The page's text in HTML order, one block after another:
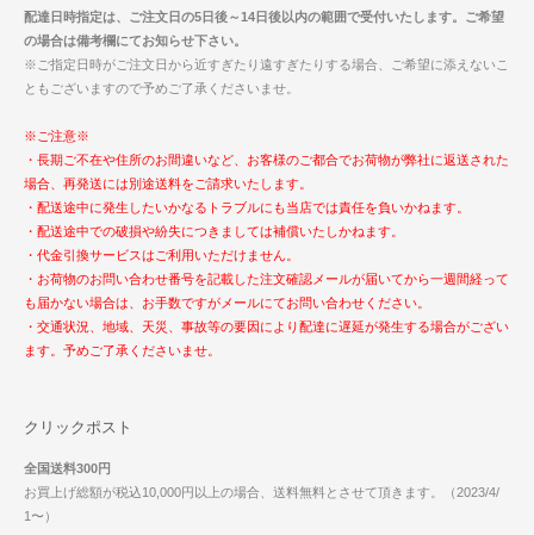
配達日時指定は、ご注文日の5日後～14日後以内の範囲で受付いたします。ご希望
の場合は備考欄にてお知らせ下さい。
※ご指定日時がご注文日から近すぎたり遠すぎたりする場合、ご希望に添えないこ
ともございますので予めご了承くださいませ。
※ご注意※
・長期ご不在や住所のお間違いなど、お客様のご都合でお荷物が弊社に返送された
場合、再発送には別途送料をご請求いたします。
・配送途中に発生したいかなるトラブルにも当店では責任を負いかねます。
・配送途中での破損や紛失につきましては補償いたしかねます。
・代金引換サービスはご利用いただけません。
・お荷物のお問い合わせ番号を記載した注文確認メールが届いてから一週間経って
も届かない場合は、お手数ですがメールにてお問い合わせください。
・交通状況、地域、天災、事故等の要因により配達に遅延が発生する場合がござい
ます。予めご了承くださいませ。
クリックポスト
全国送料300円
お買上げ総額が税込10,000円以上の場合、送料無料とさせて頂きます。（2023/4/
1〜）